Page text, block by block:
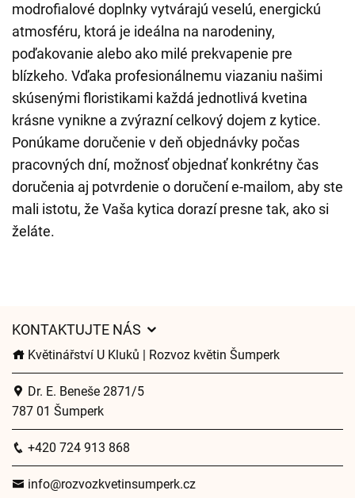
modrofialové doplnky vytvárajú veselú, energickú
atmosféru, ktorá je ideálna na narodeniny,
poďakovanie alebo ako milé prekvapenie pre
blízkeho. Vďaka profesionálnemu viazaniu našimi
skúsenými floristikami každá jednotlivá kvetina
krásne vynikne a zvýrazní celkový dojem z kytice.
Ponúkame doručenie v deň objednávky počas
pracovných dní, možnosť objednať konkrétny čas
doručenia aj potvrdenie o doručení e-mailom, aby ste
mali istotu, že Vaša kytica dorazí presne tak, ako si
želáte.
KONTAKTUJTE NÁS
Květinářství U Kluků | Rozvoz květin Šumperk
Dr. E. Beneše 2871/5
787 01 Šumperk
+420 724 913 868
info@rozvozkvetinsumperk.cz